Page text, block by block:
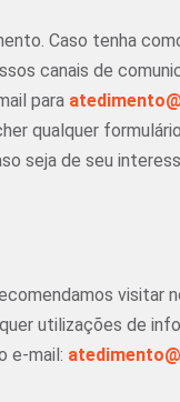
Caso tenha
canais de
para
qualquer
seja de seu
visitar
utilizações de
e-mail: